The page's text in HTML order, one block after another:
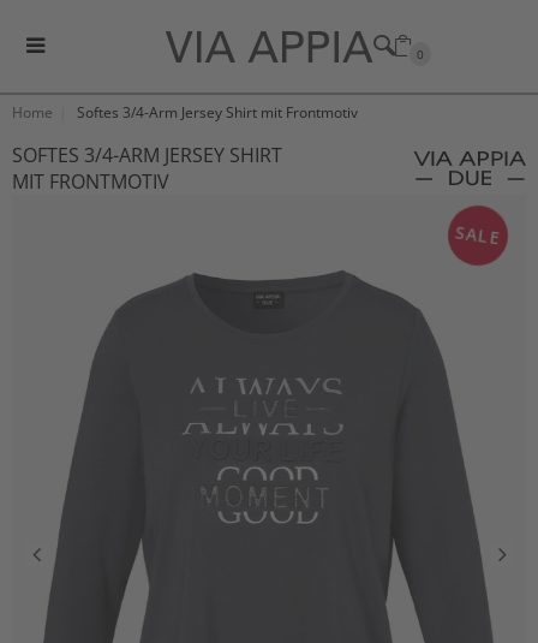
0
Home Softes 3/4-Arm Jersey Shirt mit Frontmotiv
SOFTES 3/4-ARM JERSEY SHIRT
MIT FRONTMOTIV
SALE